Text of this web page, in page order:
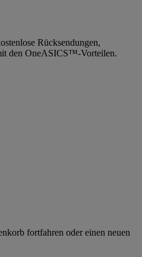
Rücksendungen,
den OneASICS™-Vorteilen.
fortfahren oder einen neuen